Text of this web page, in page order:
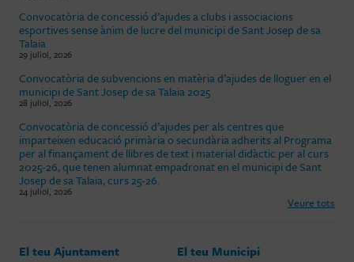
Convocatòria de concessió d’ajudes a clubs i associacions
esportives sense ànim de lucre del municipi de Sant Josep de sa
Talaia
29 juliol, 2026
Convocatòria de subvencions en matèria d’ajudes de lloguer en el
municipi de Sant Josep de sa Talaia 2025
28 juliol, 2026
Convocatòria de concessió d’ajudes per als centres que
imparteixen educació primària o secundària adherits al Programa
per al finançament de llibres de text i material didàctic per al curs
2025-26, que tenen alumnat empadronat en el municipi de Sant
Josep de sa Talaia, curs 25-26.
24 juliol, 2026
Veure tots
El teu Ajuntament El teu Municipi